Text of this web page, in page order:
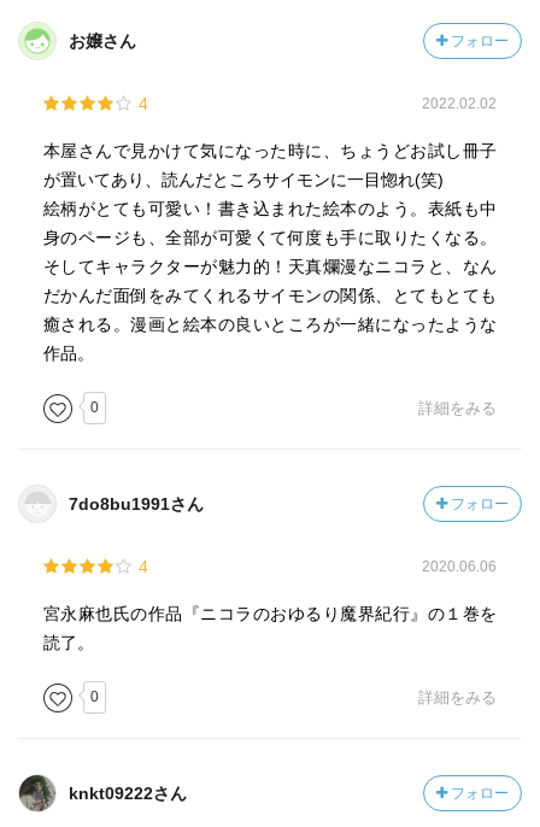
お嬢さん フォロー
4 2022.02.02
本屋さんで見かけて気になった時に、ちょうどお試し冊子
が置いてあり、読んだところサイモンに一目惚れ(笑)
絵柄がとても可愛い！書き込まれた絵本のよう。表紙も中
身のページも、全部が可愛くて何度も手に取りたくなる。
そしてキャラクターが魅力的！天真爛漫なニコラと、なん
だかんだ面倒をみてくれるサイモンの関係、とてもとても
癒される。漫画と絵本の良いところが一緒になったような
作品。
0 詳細をみる
7do8bu1991さん フォロー
4 2020.06.06
宮永麻也氏の作品『ニコラのおゆるり魔界紀行』の１巻を
読了。
0 詳細をみる
knkt09222さん フォロー